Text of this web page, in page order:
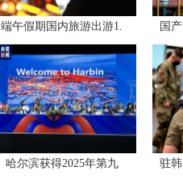
端午假期国内旅游出游1. 国
哈尔滨获得2025年第九 驻